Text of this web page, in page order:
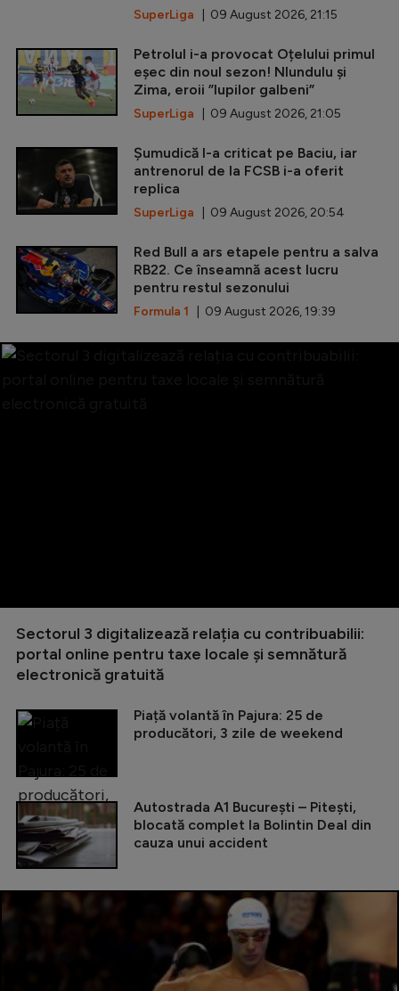
SuperLiga | 09 August 2026, 21:15
Petrolul i-a provocat Oțelului primul
eșec din noul sezon! Nlundulu și
Zima, eroii ”lupilor galbeni”
SuperLiga | 09 August 2026, 21:05
Șumudică l-a criticat pe Baciu, iar
antrenorul de la FCSB i-a oferit
replica
SuperLiga | 09 August 2026, 20:54
Red Bull a ars etapele pentru a salva
RB22. Ce înseamnă acest lucru
pentru restul sezonului
Formula 1 | 09 August 2026, 19:39
Sectorul 3 digitalizează relația cu contribuabilii:
portal online pentru taxe locale și semnătură
electronică gratuită
Piață volantă în Pajura: 25 de
producători, 3 zile de weekend
Autostrada A1 București – Pitești,
blocată complet la Bolintin Deal din
cauza unui accident